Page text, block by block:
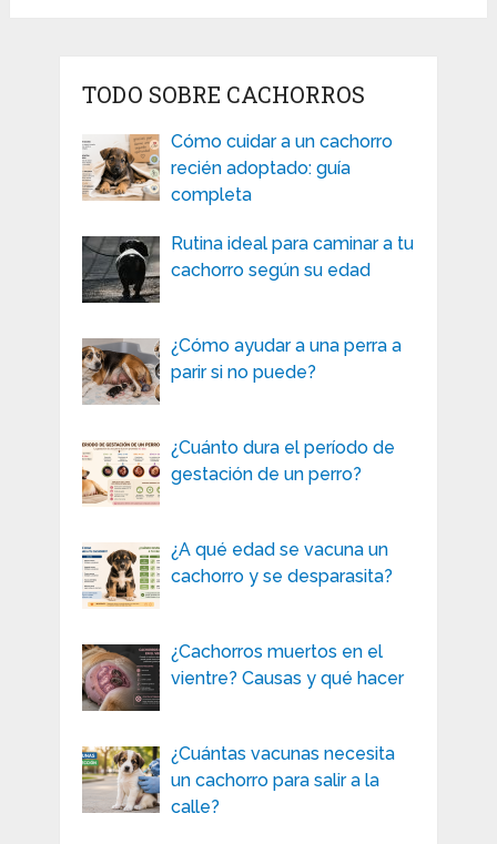
TODO SOBRE CACHORROS
Cómo cuidar a un cachorro
recién adoptado: guía
completa
Rutina ideal para caminar a tu
cachorro según su edad
¿Cómo ayudar a una perra a
parir si no puede?
¿Cuánto dura el período de
gestación de un perro?
¿A qué edad se vacuna un
cachorro y se desparasita?
¿Cachorros muertos en el
vientre? Causas y qué hacer
¿Cuántas vacunas necesita
un cachorro para salir a la
calle?